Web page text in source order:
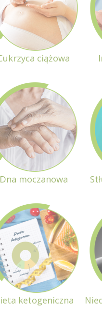
ciążowa
Dna moczanowa
ketogeniczna